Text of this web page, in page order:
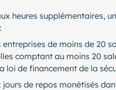
heures supplémentaires,
de moins de 20
comptant au moins 20
loi de financement de la
de repos monétisés